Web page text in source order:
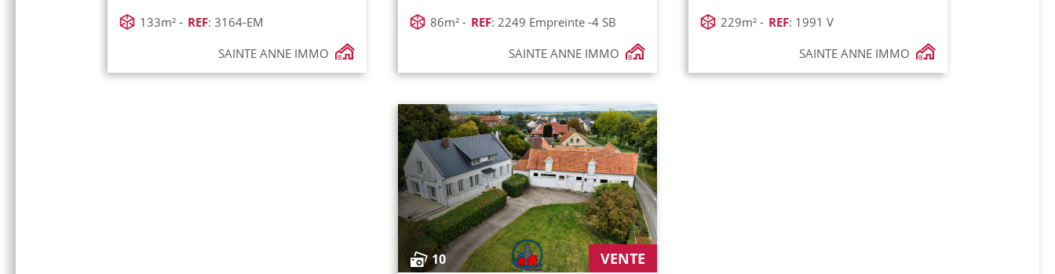
133m² - REF: 3164-EM
SAINTE ANNE IMMO
86m² - REF: 2249 Empreinte -4 SB
SAINTE ANNE IMMO
229m² - REF: 1991 V
SAINTE ANNE IMMO
10 VENTE